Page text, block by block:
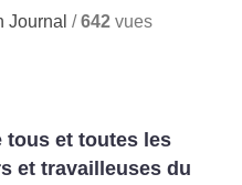
Journal /642 vues
tous et toutes les
et travailleuses du